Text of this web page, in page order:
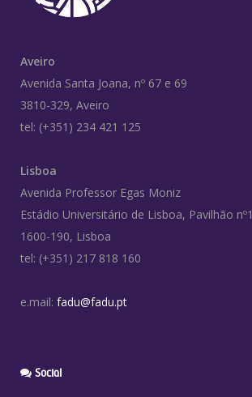
Aveiro
Avenida Santa Joana, nº 67 e 69
3810-329, Aveiro
tel: (+351) 234 421 125
Lisboa
Avenida Professor Egas Moniz
Estádio Universitário de Lisboa, Pavilhão nº1
1600-190, Lisboa
tel: (+351) 217 818 160
e.mail: fadu@fadu.pt
Social